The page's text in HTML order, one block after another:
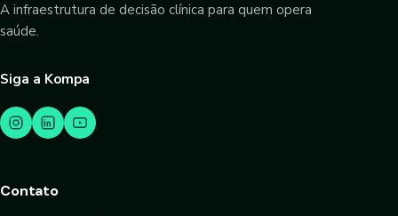
A infraestrutura de decisão clínica para quem opera
saúde.
Siga a Kompa
Contato